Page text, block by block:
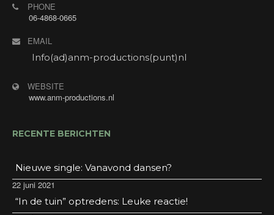
PHONE
06-4868-0665
EMAIL
Info(ad)anm-productions(punt)nl
WEBSITE
www.anm-productions.nl
RECENTE BERICHTEN
Nieuwe single: Vanavond dansen?
22 juni 2021
“In de tuin” optredens: Leuke reactie!